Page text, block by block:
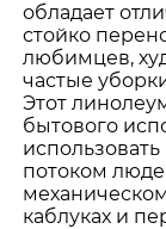
обладает
стойко
любимцев,
частые
Этот
бытового
потоком
каблуках и